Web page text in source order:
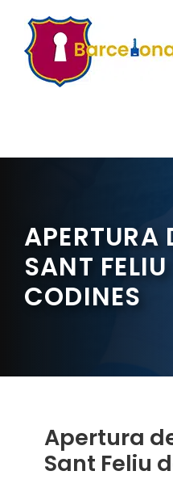
contenido
APERTURA
SANT FELIU
CODINES
Apertura
Sant Feliu